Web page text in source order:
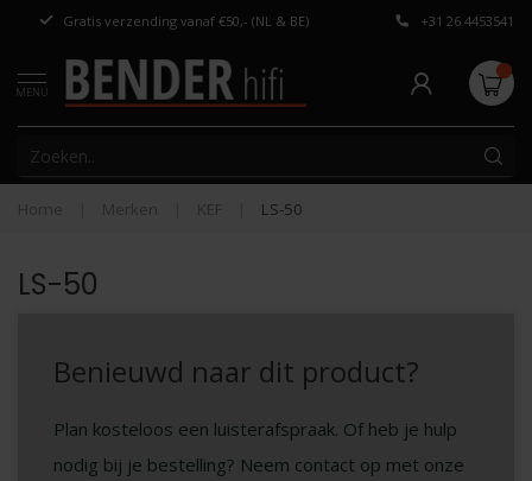
Gratis verzending vanaf €50,- (NL & BE) Persoonlijk
+31 26 4453541
MENU
Home Merken KEF LS-50
LS-50
Benieuwd naar dit product?
Plan kosteloos een luisterafspraak. Of heb je hulp
nodig bij je bestelling? Neem contact op met onze